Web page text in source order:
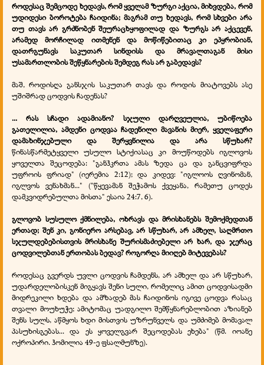
როდესაც შემცოდე ხედავს, რომ ყველამ ზურგი აქცია, მიხვდება, რომ
უდიდესი ბოროტება ჩაიდინა; მაგრამ თუ ხედავს, რომ სხვები არა
თუ თავს არ გრძნობენ შეურაცხყოფილად და ზურგს არ აქცევენ,
არამედ მორჩილად ითმენენ და მოწიწებითაც კი ეპყრობიან,
დათრგუნავს საკუთარ სინდისს და მრავალთაგან მისი
უსამართლობის შეწყნარების შემდეგ რას არ გაბედავს?
მაშ, როდისღა განსჯის საკუთარ თავს და როდის მიატოვებს ასე
უშიშრად ცოდვის ჩადენას?
... რას სჩადი ადამიანო? სჯული დარღვეულია, უბიწოება
გათელილია, ამდენი ცოდვაა ჩადენილი მავანის მიერ, ყველაფერი
დამახინჯებული და შერყვნილია და არა სწუხარ?
წინასწარმეტყველი უსულო სტიქიასაც კი მოუწოდებს იგლოვოს
ყოველთა შეცოდება: "განჰკრთა ამას ზედა ცა და განცვიფრდა
უფროის ფრიად" (იერემია 2:12); და კიდევ: "იგლოოს ღვინომან,
იგლვოს ვენახმან..." ("წყევამან შეჭამოს ქვეყანა, რამეთუ ცოდეს
დამკვიდრებულთა მისთა" ესაია 24:7, 6).
გლოვობ სუსულო ქმნილება, ოხრავს და მრისხანებს შემოქმედთან
ერთად; შენ კი, გონიერო არსებავ, არ სწუხარ, არ ამხელ, საღმრთო
სჯულდებებისთვის მრისხანე შურისმაძიებელი არ ხარ, და ჯერაც
ცოდვილებთან ერთობას ბედავ? როგორღა მიიღებ მიტევებას?
როდესაც გვერდს უვლი ცოდვის ჩამდენს, არ ამხელ და არ სწუხარ,
უდარდელობისკენ მიგყავს შენი სული, რომელიც ამით ცოდვისადმი
მიდრეკილი ხდება და ამზადებ მას ჩაიდინოს იგივე ცოდვა რასაც
თვალი მოუხუჭე; ამიტომაც უადგილო შემწყნარებლობით აზიანებ
შენს სულს, აწმყოს ხდი მისთვის უზრუნველს და უმძიმებ მომავალ
პასუხისგებას... და ეს ყოველგვარ შეცოდებას ეხება" (წმ. იოანე
ოქროპირი. ჰომილია 49-ე ფსალმუნზე).